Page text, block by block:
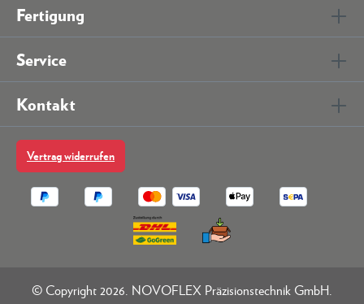
Fertigung
Service
Kontakt
Vertrag widerrufen
© Copyright 2026. NOVOFLEX Präzisionstechnik GmbH.